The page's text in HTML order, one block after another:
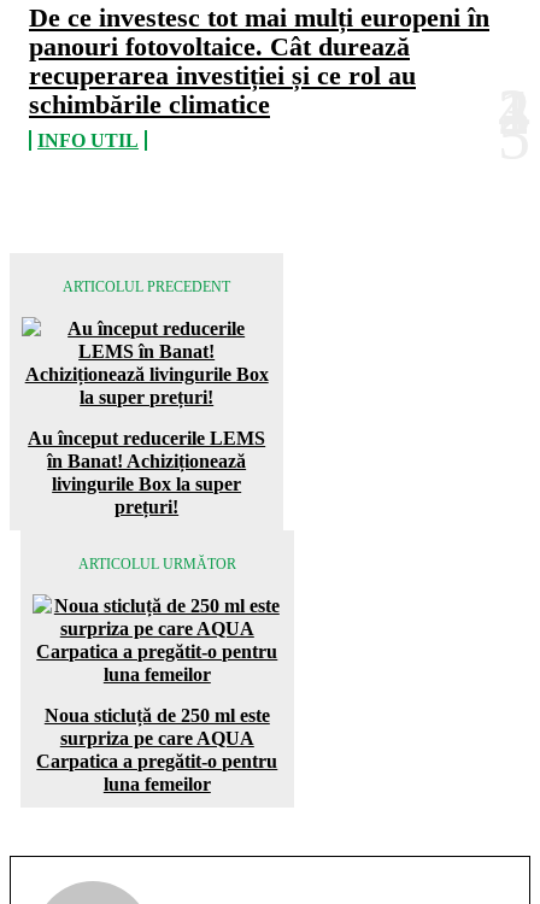
De ce investesc tot mai mulți europeni în
panouri fotovoltaice. Cât durează
recuperarea investiției și ce rol au
schimbările climatice
INFO UTIL
ARTICOLUL PRECEDENT
Au început reducerile LEMS
în Banat! Achiziționează
livingurile Box la super
prețuri!
ARTICOLUL URMĂTOR
Noua sticluță de 250 ml este
surpriza pe care AQUA
Carpatica a pregătit-o pentru
luna femeilor